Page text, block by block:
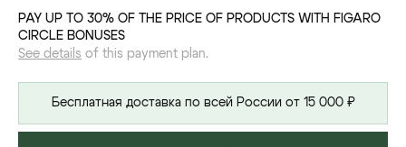
PAY UP TO 30% OF THE PRICE OF PRODUCTS WITH FIGARO
CIRCLE BONUSES
See details of this payment plan.
Бесплатная доставка по всей России от 15 000 ₽